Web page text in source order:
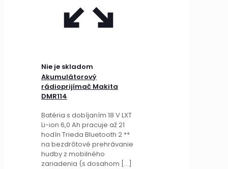
Nie je skladom
Akumulátorový
rádioprijímač Makita
DMR114
Batéria s dobíjaním 18 V LXT
Li-ion 6,0 Ah pracuje až 21
hodín Trieda Bluetooth 2 **
na bezdrôtové prehrávanie
hudby z mobilného
zariadenia (s dosahom […]